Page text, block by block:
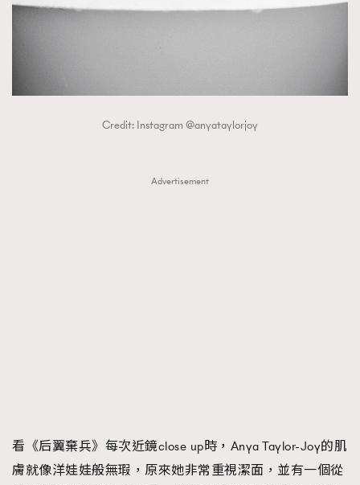
Credit: Instagram @anyataylorjoy
Advertisement
看《后翼棄兵》每次近鏡close up時，Anya Taylor-Joy的肌
膚就像洋娃娃般無瑕，原來她非常重視潔面，並有一個從